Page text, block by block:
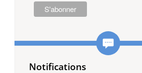
Notifications